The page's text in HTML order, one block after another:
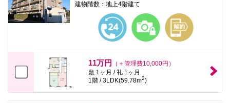
建物階数：地上4階建て
11万円
（＋管理費10,000円）
敷 1ヶ月 / 礼 1ヶ月
1階 / 3LDK(59.78m2)